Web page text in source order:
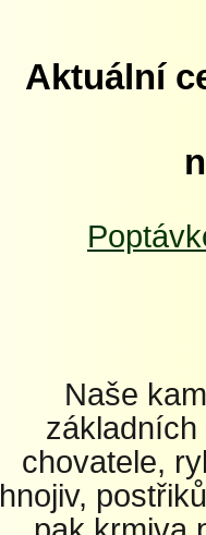
Aktuální
Naše
chovatele,
hnojiv,